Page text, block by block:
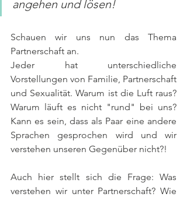
angehen und lösen!
Schauen wir uns nun das Thema
Partnerschaft an.
Jeder hat unterschiedliche
Vorstellungen von Familie, Partnerschaft
und Sexualität. Warum ist die Luft raus?
Warum läuft es nicht "rund" bei uns?
Kann es sein, dass als Paar eine andere
Sprachen gesprochen wird und wir
verstehen unseren Gegenüber nicht?!
Auch hier stellt sich die Frage: Was
verstehen wir unter Partnerschaft? Wie